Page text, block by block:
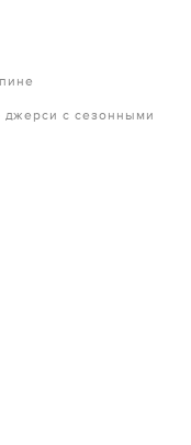
джерси с сезонными